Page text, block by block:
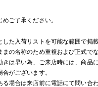
ご了承ください。
した入荷リストを可能な範囲で掲
まの名称のため重複および正式で
きは早い為、ご来店時には、商品
がございます。
る場合は来店前に電話にて問い合わ